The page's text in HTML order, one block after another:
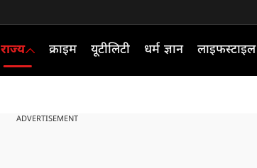
राज्य क्राइम यूटीलिटी धर्म ज्ञान लाइफस्टाइल
ADVERTISEMENT